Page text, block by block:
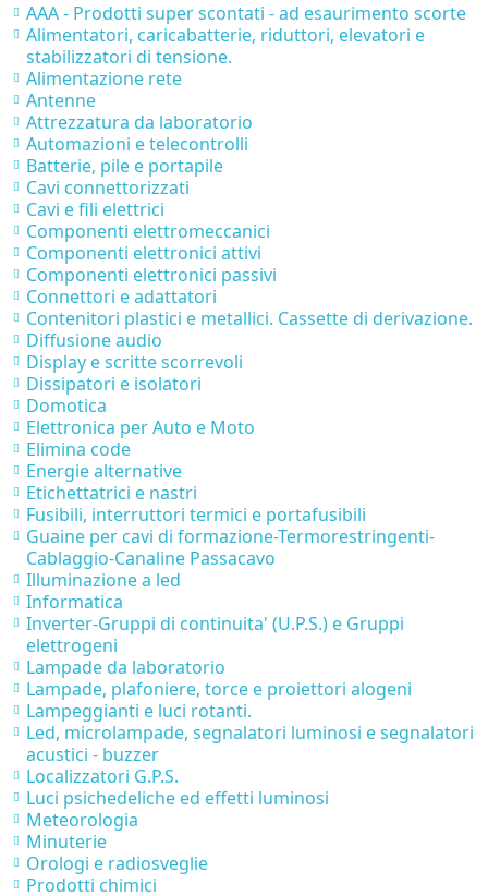
AAA - Prodotti super scontati - ad esaurimento scorte
Alimentatori, caricabatterie, riduttori, elevatori e
stabilizzatori di tensione.
Alimentazione rete
Antenne
Attrezzatura da laboratorio
Automazioni e telecontrolli
Batterie, pile e portapile
Cavi connettorizzati
Cavi e fili elettrici
Componenti elettromeccanici
Componenti elettronici attivi
Componenti elettronici passivi
Connettori e adattatori
Contenitori plastici e metallici. Cassette di derivazione.
Diffusione audio
Display e scritte scorrevoli
Dissipatori e isolatori
Domotica
Elettronica per Auto e Moto
Elimina code
Energie alternative
Etichettatrici e nastri
Fusibili, interruttori termici e portafusibili
Guaine per cavi di formazione-Termorestringenti-
Cablaggio-Canaline Passacavo
Illuminazione a led
Informatica
Inverter-Gruppi di continuita' (U.P.S.) e Gruppi
elettrogeni
Lampade da laboratorio
Lampade, plafoniere, torce e proiettori alogeni
Lampeggianti e luci rotanti.
Led, microlampade, segnalatori luminosi e segnalatori
acustici - buzzer
Localizzatori G.P.S.
Luci psichedeliche ed effetti luminosi
Meteorologia
Minuterie
Orologi e radiosveglie
Prodotti chimici